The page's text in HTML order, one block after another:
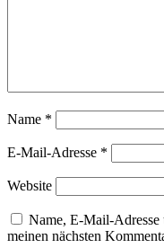
Name *
E-Mail-Adresse *
Website
Name, E-Mail-Adresse
meinen nächsten